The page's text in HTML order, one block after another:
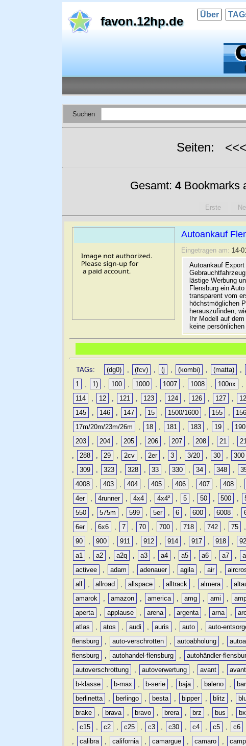
favon.12hp.de Über
Suchen
Seiten:
Gesamt: 4Bookmarks
Erste
Autoankauf
Eingetragen am: 14-
Autoankauf
lästige Werbung
Flensburg ein
transparent vom
höchstmöglichen
herauszufinden,
Ihr Modell auf
keine
TAGs: (dg0) , (fcv) , (j , (kombi) , (matta) ,
1
, 1) , 100 , 1000 , 1007 , 1008 , 100nx ,
114
, 12 , 121 , 123 , 124 , 126 , 127 ,
145
, 146 , 147 , 15 , 1500/1600 , 155 , 156
17m/20m/23m/26m
, 18 , 181 , 183 , 19 , 190
203
, 204 , 205 , 206 , 207 , 208 , 21 ,
,
288 , 29 , 2cv , 2er , 3 , 3/20 , 30 , 300
,
309 , 323 , 328 , 33 , 330 , 34 , 348 ,
4008
, 403 , 404 , 405 , 406 , 407 , 408 ,
4er
, 4runner , 4x4 , 4x4² , 5 , 50 , 500 ,
550
, 575m , 599 , 5er , 6 , 600 , 6008 ,
6er
, 6x6 , 7 , 70 , 700 , 718 , 742 , 75 ,
90
, 900 , 911 , 912 , 914 , 917 , 918 ,
a1
, a2 , a2q , a3 , a4 , a5 , a6 , a7 ,
activee
, adam , adenauer , agila , air ,
all
, allroad , allspace , alltrack , almera ,
amarok
, amazon , america , amg , ami ,
aperta
, applause , arena , argenta , arna ,
atlas
, atos , audi , auris , auto , auto-
flensburg
, auto-verschrotten , autoabholung ,
flensburg
, autohandel-flensburg , autohändler-
autoverschrottung
, autoverwertung , avant ,
b-klasse
, b-max , b-serie , baja , baleno ,
berlinetta
, berlingo , besta , bipper , blitz ,
brake
, brava , bravo , brera , brz , bus , bx
,
c15 , c2 , c25 , c3 , c30 , c4 , c5 , c6
,
calibra , california , camargue , camaro ,